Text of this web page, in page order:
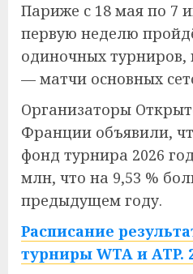
Париже с 18 мая по 7
первую неделю
одиночных турниров,
— матчи основных
Организаторы
Франции объявили,
фонд турнира 2026
млн, что на 9,53 %
предыдущем году.
Расписание
турниры WTA и ATP.